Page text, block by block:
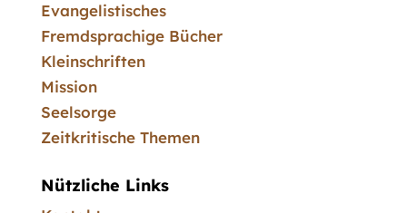
Evangelistisches
Fremdsprachige Bücher
Kleinschriften
Mission
Seelsorge
Zeitkritische Themen
Nützliche Links